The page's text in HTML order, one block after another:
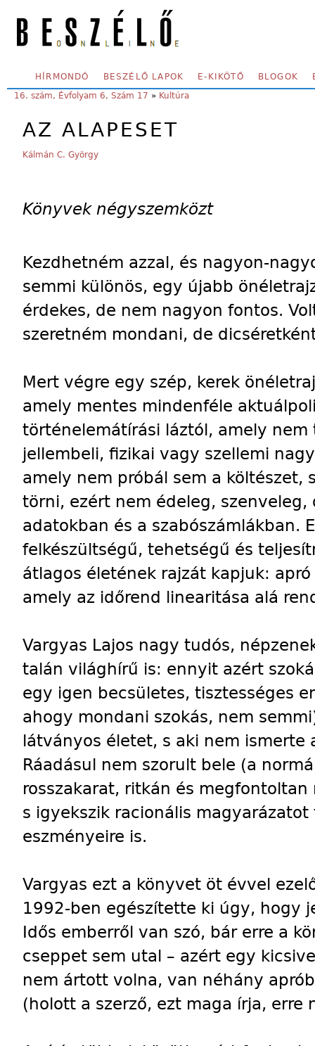
SECONDARY MENU
HÍRMONDÓ BESZÉLŐ LAPOK E-KIKÖTŐ BLOGOK
YOU ARE HERE:
16. szám, Évfolyam 6, Szám 17 » Kultúra
AZ ALAPESET
Kálmán C. György
Könyvek négyszemközt
Kezdhetném azzal, és nagyon-
semmi különös, egy újabb
érdekes, de nem nagyon fontos.
szeretném mondani, de
Mert végre egy szép, kerek
amely mentes mindenféle
történelemátírási láztól, amely nem
jellembeli, fizikai vagy szellemi
amely nem próbál sem a költészet,
törni, ezért nem édeleg,
adatokban és a szabószámlákban.
felkészültségű, tehetségű és
átlagos életének rajzát kapjuk:
amely az időrend linearitása alá
Vargyas Lajos nagy tudós,
talán világhírű is: ennyit azért
egy igen becsületes, tisztességes
ahogy mondani szokás, nem
látványos életet, s aki nem ismerte
Ráadásul nem szorult bele (a
rosszakarat, ritkán és
s igyekszik racionális
eszményeire is.
Vargyas ezt a könyvet öt évvel
1992-ben egészítette ki úgy, hogy
Idős emberről van szó, bár erre a
cseppet sem utal – azért egy
nem ártott volna, van néhány
(holott a szerző, ezt maga írja, erre